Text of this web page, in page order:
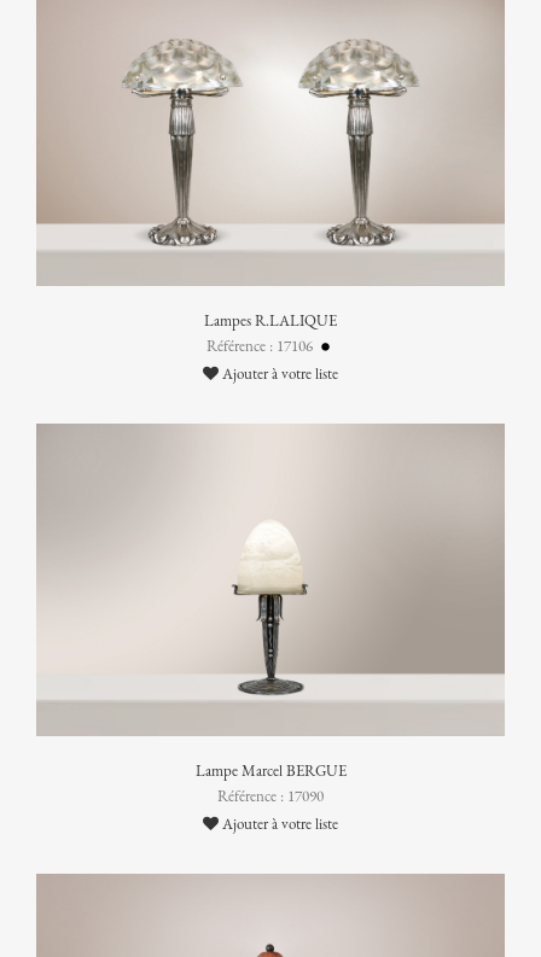
Lampes R.LALIQUE
Référence : 17106
Ajouter à votre liste
Lampe Marcel BERGUE
Référence : 17090
Ajouter à votre liste